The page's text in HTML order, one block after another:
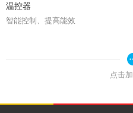
温控器
智能控制、提高能效
点击